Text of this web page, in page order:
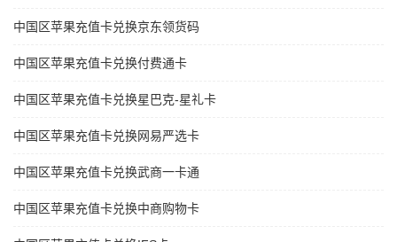
中国区苹果充值卡兑换京东领货码
中国区苹果充值卡兑换付费通卡
中国区苹果充值卡兑换星巴克-星礼卡
中国区苹果充值卡兑换网易严选卡
中国区苹果充值卡兑换武商一卡通
中国区苹果充值卡兑换中商购物卡